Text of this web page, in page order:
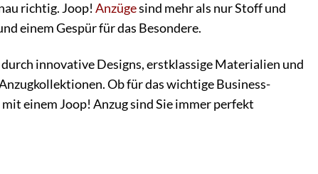
richtig. Joop! Anzügesind mehr als nur Stoff und
einem Gespür für das Besondere.
innovative Designs, erstklassige Materialien und
Ob für das wichtige Business-
einem Joop! Anzug sind Sie immer perfekt